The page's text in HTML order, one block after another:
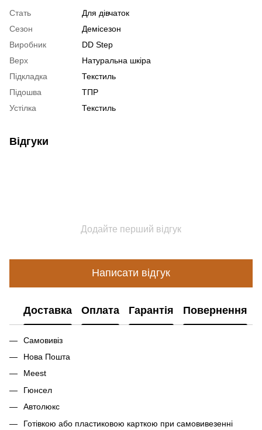
Стать
Для дівчаток
Сезон
Демісезон
Виробник
DD Step
Верх
Натуральна шкіра
Підкладка
Текстиль
Підошва
ТПР
Устілка
Текстиль
Відгуки
Додайте перший відгук
Написати відгук
Доставка Оплата Гарантія Повернення
Самовивіз
Нова Пошта
Meest
Гюнсел
Автолюкс
Готівкою або пластиковою карткою при самовивезенні